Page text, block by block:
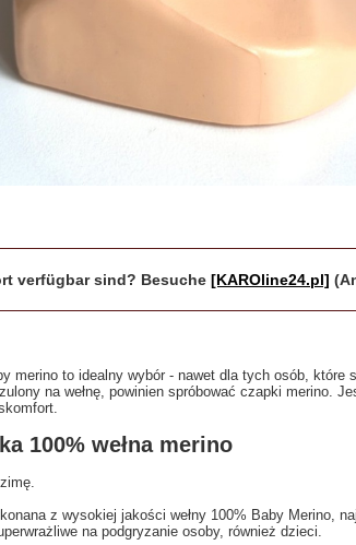
verfügbar sind? Besuche [KAROline24.pl]
merino to idealny wybór - nawet dla tych osób, które
na wełnę, powinien spróbować czapki merino.
100% wełna merino
z wysokiej jakości wełny 100% Baby Merino,
na podgryzanie osoby, również dzieci.